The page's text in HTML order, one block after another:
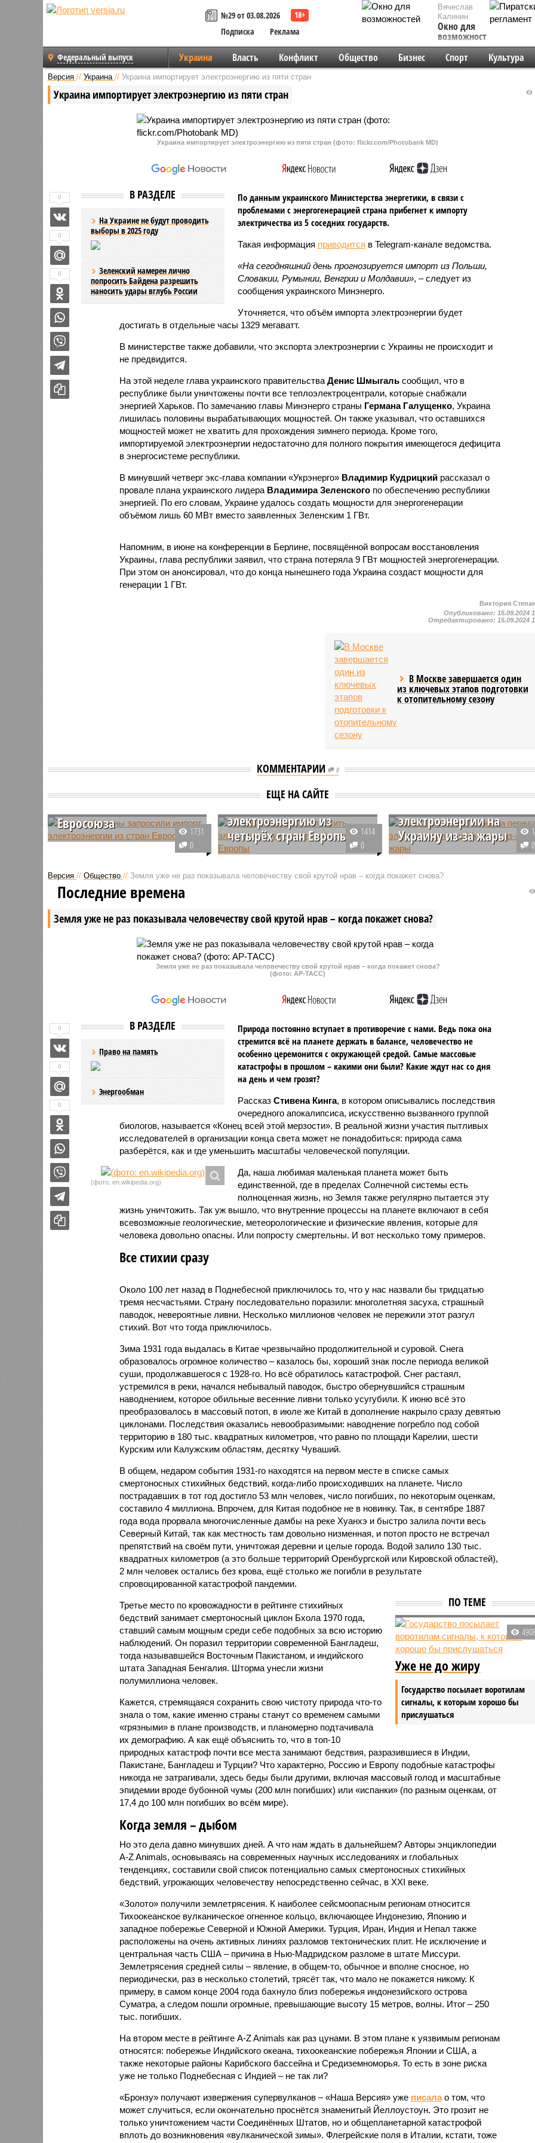
№29 от 03.08.2026
Подписка
Реклама
Вячеслав
Калинин
Окно для
возможностей
Федеральный выпуск Украина Власть Конфликт Общество Бизнес Спорт Культура
Версия // Украина // Украина импортирует электроэнергию из пяти стран
Украина импортирует электроэнергию из пяти стран
Украина импортирует электроэнергию из пяти стран (фото: flickr.com/Photobank MD)
В РАЗДЕЛЕ
На Украине не будут проводить
выборы в 2025 году
Зеленский намерен лично
попросить Байдена разрешить
наносить удары вглубь России
По данным украинского Министерства энергетики, в связи с
проблемами с энергогенерацией страна прибегнет к импорту
электричества из 5 соседних государств.
Такая информация приводится в Telegram-канале ведомства.
«На сегодняшний день прогнозируется импорт из Польши,
Словакии, Румынии, Венгрии и Молдавии», – следует из
сообщения украинского Минэнерго.
Уточняется, что объём импорта электроэнергии будет
достигать в отдельные часы 1329 мегаватт.
В министерстве также добавили, что экспорта электроэнергии с Украины не происходит и
не предвидится.
На этой неделе глава украинского правительства Денис Шмыгальсообщил, что в
республике были уничтожены почти все теплоэлектроцентрали, которые снабжали
энергией Харьков. По замечанию главы Минэнерго страны Германа Галущенко, Украина
лишилась половины вырабатывающих мощностей. Он также указывал, что оставшихся
мощностей может не хватить для прохождения зимнего периода. Кроме того,
импортируемой электроэнергии недостаточно для полного покрытия имеющегося дефицита
в энергосистеме республики.
В минувший четверг экс-глава компании «Укрэнерго» Владимир Кудрицкийрассказал о
провале плана украинского лидера Владимира Зеленскогопо обеспечению республики
энергией. По его словам, Украине удалось создать мощности для энергогенерации
объёмом лишь 60 МВт вместо заявленных Зеленским 1 ГВт.
Напомним, в июне на конференции в Берлине, посвящённой вопросам восстановления
Украины, глава республики заявил, что страна потеряла 9 ГВт мощностей энергогенерации.
При этом он анонсировал, что до конца нынешнего года Украина создаст мощности для
генерации 1 ГВт.
0
0
0
Виктория
Опубликовано: 15.09.2024
Отредактировано: 15.09.2024
В Москве завершается один
из ключевых этапов подготовки
к отопительному сезону
КОММЕНТАРИИ 0
ЕЩЕ НА САЙТЕ
Власти Украины
запросили импорт
Евросоюза
В условиях регулярных
наблюдаются на Украине,
республика прибегла к запросу
импорта электроэнергии из
соседних стран.
1731
0
Украина намерена
запросить
электроэнергию из
четырёх стран Европы
По данным украинского
дефицита электроэнергии
Румынию, Словакию, Польшу и
1414
0
Молдавия
электроэнергии на
Украину из-за жары
В молдавской компании
вынужденной приостановке
жаркой погодой, установившейся
0
Версия // Общество // Земля уже не раз показывала человечеству свой крутой нрав – когда покажет снова?
Земля уже не раз показывала человечеству свой крутой нрав – когда покажет снова?
Последние времена
Земля уже не раз показывала человечеству свой крутой нрав – когда покажет снова?
(фото: АР-ТАСС)
В РАЗДЕЛЕ
Право на память
Энергообман
Природа постоянно вступает в противоречие с нами. Ведь пока она
стремится всё на планете держать в балансе, человечество не
особенно церемонится с окружающей средой. Самые массовые
катастрофы в прошлом – какими они были? Какие ждут нас со дня
на день и чем грозят?
Рассказ Стивена Кинга, в котором описывались последствия
очередного апокалипсиса, искусственно вызванного группой
биологов, называется «Конец всей этой мерзости». В реальной жизни участия пытливых
исследователей в организации конца света может не понадобиться: природа сама
разберётся, как и где уменьшить масштабы человеческой популяции.
(фото: en.wikipedia.org)
Да, наша любимая маленькая планета может быть
единственной, где в пределах Солнечной системы есть
полноценная жизнь, но Земля также регулярно пытается эту
жизнь уничтожить. Так уж вышло, что внутренние процессы на планете включают в себя
всевозможные геологические, метеорологические и физические явления, которые для
человека довольно опасны. Или попросту смертельны. И вот несколько тому примеров.
Все стихии сразу
Около 100 лет назад в Поднебесной приключилось то, что у нас назвали бы тридцатью
тремя несчастьями. Страну последовательно поразили: многолетняя засуха, страшный
паводок, невероятные ливни. Несколько миллионов человек не пережили этот разгул
стихий. Вот что тогда приключилось.
Зима 1931 года выдалась в Китае чрезвычайно продолжительной и суровой. Снега
образовалось огромное количество – казалось бы, хороший знак после периода великой
суши, продолжавшегося с 1928-го. Но всё обратилось катастрофой. Снег растаял,
устремился в реки, начался небывалый паводок, быстро обернувшийся страшным
наводнением, которое обильные весенние ливни только усугубили. К июню всё это
преобразовалось в массовый потоп, в июле же Китай в дополнение накрыло сразу девятью
циклонами. Последствия оказались невообразимыми: наводнение погребло под собой
территорию в 180 тыс. квадратных километров, что равно по площади Карелии, шести
Курским или Калужским областям, десятку Чуваший.
В общем, недаром события 1931-го находятся на первом месте в списке самых
смертоносных стихийных бедствий, когда-либо происходивших на планете. Число
пострадавших в тот год достигло 53 млн человек, число погибших, по некоторым оценкам,
составило 4 миллиона. Впрочем, для Китая подобное не в новинку. Так, в сентябре 1887
года вода прорвала многочисленные дамбы на реке Хуанхэ и быстро залила почти весь
Северный Китай, так как местность там довольно низменная, и потоп просто не встречал
препятствий на своём пути, уничтожая деревни и целые города. Водой залило 130 тыс.
квадратных километров (а это больше территорий Оренбургской или Кировской областей),
2 млн человек остались без крова, ещё столько же погибли в результате
спровоцированной катастрофой пандемии.
ПО ТЕМЕ
Уже не до жиру
Государство посылает воротилам
сигналы, к которым хорошо бы
прислушаться
Третье место по кровожадности в рейтинге стихийных
бедствий занимает смертоносный циклон Бхола 1970 года,
ставший самым мощным среди себе подобных за всю историю
наблюдений. Он поразил территории современной Бангладеш,
тогда называвшейся Восточным Пакистаном, и индийского
штата Западная Бенгалия. Шторма унесли жизни
полумиллиона человек.
Кажется, стремящаяся сохранить свою чистоту природа что-то
знала о том, какие именно страны станут со временем самыми
«грязными» в плане производств, и планомерно подтачивала
их демографию. А как ещё объяснить то, что в топ-10
природных катастроф почти все места занимают бедствия, разразившиеся в Индии,
Пакистане, Бангладеш и Турции? Что характерно, Россию и Европу подобные катастрофы
никогда не затрагивали, здесь беды были другими, включая массовый голод и масштабные
эпидемии вроде бубонной чумы (200 млн погибших) или «испанки» (по разным оценкам, от
17,4 до 100 млн погибших во всём мире).
Когда земля – дыбом
Но это дела давно минувших дней. А что нам ждать в дальнейшем? Авторы энциклопедии
A-Z Animals, основываясь на современных научных исследованиях и глобальных
тенденциях, составили свой список потенциально самых смертоносных стихийных
бедствий, угрожающих человечеству непосредственно сейчас, в XXI веке.
«Золото» получили землетрясения. К наиболее сейсмоопасным регионам относится
Тихоокеанское вулканическое огненное кольцо, включающее Индонезию, Японию и
западное побережье Северной и Южной Америки. Турция, Иран, Индия и Непал также
расположены на очень активных линиях разломов тектонических плит. Не исключение и
центральная часть США – причина в Нью-Мадридском разломе в штате Миссури.
Землетрясения средней силы – явление, в общем-то, обычное и вполне сносное, но
периодически, раз в несколько столетий, трясёт так, что мало не покажется никому. К
примеру, в самом конце 2004 года бахнуло близ побережья индонезийского острова
Суматра, а следом пошли огромные, превышающие высоту 15 метров, волны. Итог – 250
тыс. погибших.
На втором месте в рейтинге A-Z Animals как раз цунами. В этом плане к уязвимым регионам
относятся: побережье Индийского океана, тихо­океанские побережья Японии и США, а
также некоторые районы Карибского бассейна и Средиземноморья. То есть в зоне риска
уже не только Поднебесная с Индией – не так ли?
«Бронзу» получают извержения супервулканов – «Наша Версия» уже писалао том, что
может случиться, если окончательно проснётся знаменитый Йеллоустоун. Это грозит не
только уничтожением части Соединённых Штатов, но и общепланетарной катастрофой
вплоть до возникновения «вулканической зимы». Флегрейские поля в Италии, кстати, тоже
0
0
0